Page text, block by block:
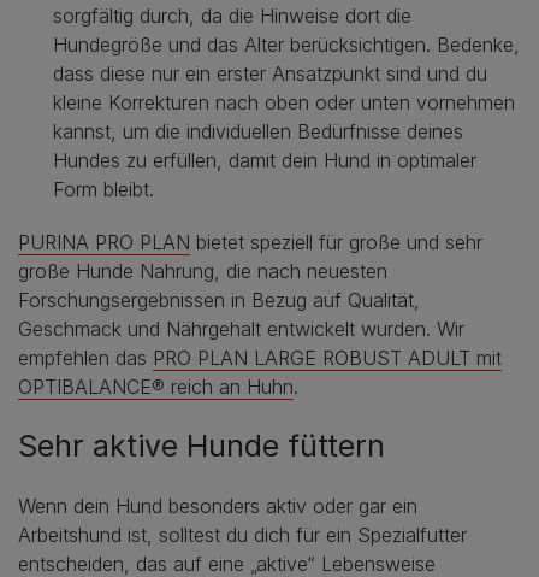
sorgfältig durch, da die Hinweise dort die
Hundegröße und das Alter berücksichtigen. Bedenke,
dass diese nur ein erster Ansatzpunkt sind und du
kleine Korrekturen nach oben oder unten vornehmen
kannst, um die individuellen Bedürfnisse deines
Hundes zu erfüllen, damit dein Hund in optimaler
Form bleibt.
PURINA PRO PLAN bietet speziell für große und sehr
große Hunde Nahrung, die nach neuesten
Forschungsergebnissen in Bezug auf Qualität,
Geschmack und Nährgehalt entwickelt wurden. Wir
empfehlen das PRO PLAN LARGE ROBUST ADULT mit
OPTIBALANCE® reich an Huhn.
Sehr aktive Hunde füttern
Wenn dein Hund besonders aktiv oder gar ein
Arbeitshund ist, solltest du dich für ein Spezialfutter
entscheiden, das auf eine „aktive“ Lebensweise